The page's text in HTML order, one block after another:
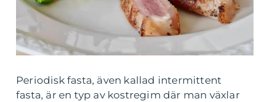
Periodisk fasta, även kallad intermittent
fasta, är en typ av kostregim där man växlar